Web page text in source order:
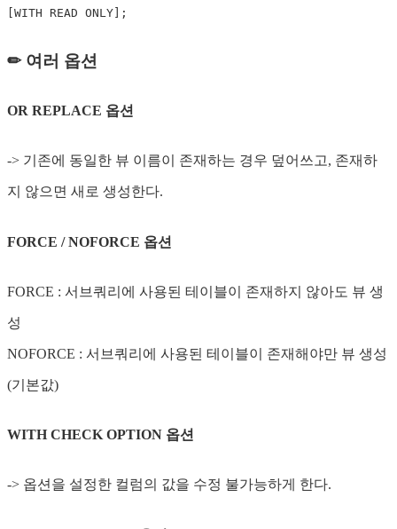
WITH READ ONLY ;
✏ 여러 옵션
OR REPLACE 옵션
-> 기존에 동일한 뷰 이름이 존재하는 경우 덮어쓰고, 존재하
지 않으면 새로 생성한다.
FORCE / NOFORCE 옵션
FORCE : 서브쿼리에 사용된 테이블이 존재하지 않아도 뷰 생
성
NOFORCE : 서브쿼리에 사용된 테이블이 존재해야만 뷰 생성
(기본값)
WITH CHECK OPTION 옵션
-> 옵션을 설정한 컬럼의 값을 수정 불가능하게 한다.